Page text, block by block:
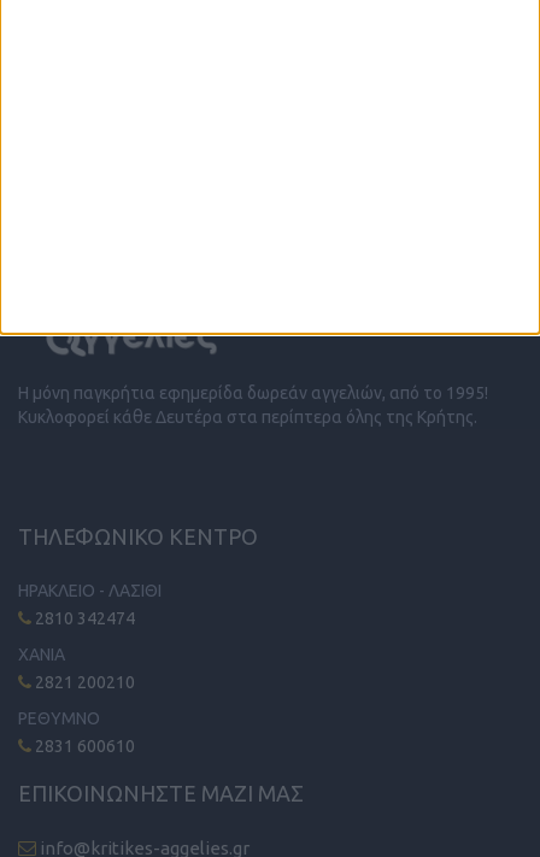
Η μόνη παγκρήτια εφημερίδα δωρεάν αγγελιών, από το 1995!
Κυκλοφορεί κάθε Δευτέρα στα περίπτερα όλης της Κρήτης.
ΤΗΛΕΦΩΝΙΚΟ ΚΕΝΤΡΟ
ΗΡΑΚΛΕΙΟ - ΛΑΣΙΘΙ
2810 342474
ΧΑΝΙΑ
2821 200210
ΡΕΘΥΜΝΟ
2831 600610
ΕΠΙΚΟΙΝΩΝΗΣΤΕ ΜΑΖΙ ΜΑΣ
info@kritikes-aggelies.gr